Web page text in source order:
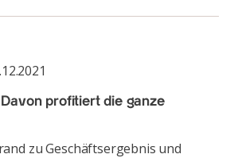
profitiert die ganze
zu Geschäftsergebnis und